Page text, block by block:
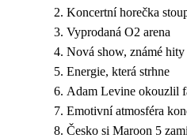
Koncertní horečka
Vyprodaná O2 arena
Nová show, známé hity
Energie, která strhne
Adam Levine okouzlil
Emotivní atmosféra
Česko si Maroon 5